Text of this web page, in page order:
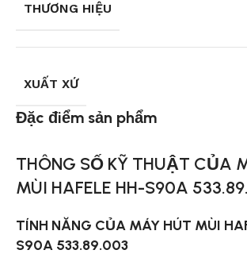
THƯƠNG HIỆU
XUẤT XỨ
Đặc điểm sản phẩm
THÔNG SỐ KỸ THUẬT CỦA
MÙI HAFELE HH-S90A
TÍNH NĂNG CỦA MÁY HÚT MÙI
S90A 533.89.003